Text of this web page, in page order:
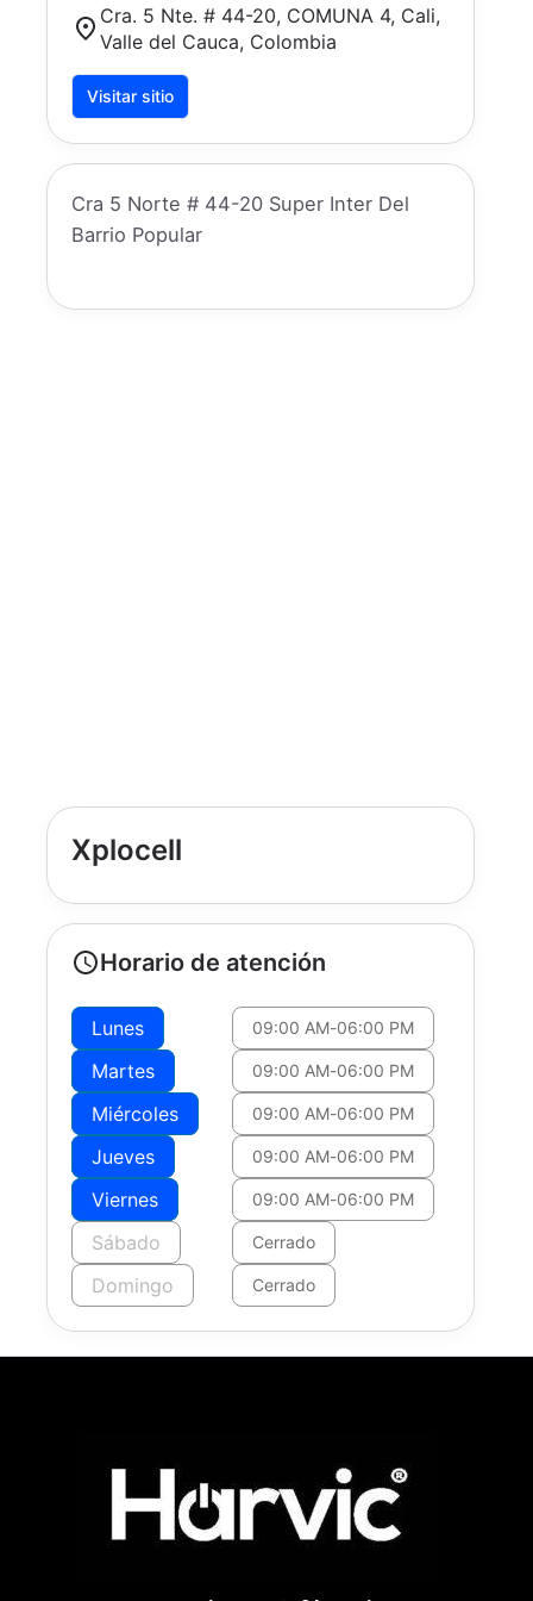
Cra. 5 Nte. # 44-20, COMUNA 4, Cali,
Valle del Cauca, Colombia
Visitar sitio
Cra 5 Norte # 44-20 Super Inter Del
Barrio Popular
Xplocell
Horario de atención
Lunes 09:00 AM-06:00 PM
Martes 09:00 AM-06:00 PM
Miércoles 09:00 AM-06:00 PM
Jueves 09:00 AM-06:00 PM
Viernes 09:00 AM-06:00 PM
Sábado Cerrado
Domingo Cerrado